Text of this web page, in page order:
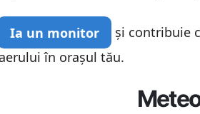
Ia un monitor
și contribuie
în orașul tău.